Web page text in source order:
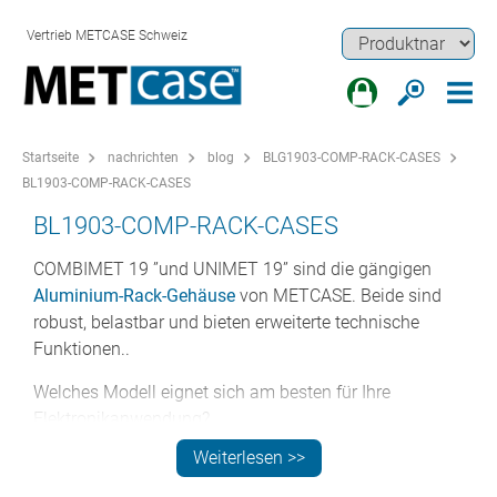
Vertrieb METCASE Schweiz
Startseite nachrichten blog
BLG1903-COMP-RACK-CASES
BL1903-COMP-RACK-CASES
BL1903-COMP-RACK-CASES
COMBIMET 19 ”und UNIMET 19” sind die gängigen
Aluminium-Rack-Gehäuse von METCASE. Beide sind
robust, belastbar und bieten erweiterte technische
Funktionen..
Welches Modell eignet sich am besten für Ihre
Elektronikanwendung?
MÖCHTEN SIE DIE KOSTEN DEUTLICH
Weiterlesen >>